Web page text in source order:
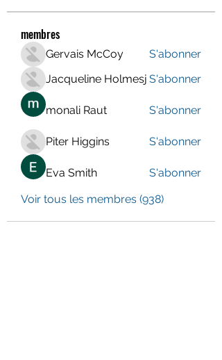
membres
Gervais McCoy
S'abonner
Jacqueline Holmesj S'abonner
monali Raut S'abonner
Piter Higgins S'abonner
Eva Smith
S'abonner
Voir tous les membres (938)